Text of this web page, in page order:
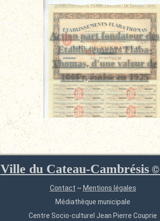
Action part fondateur des
Etablissements Flaba-
Thomas, d'une valeur de
100Fr, émise en 1925
Ville du Cateau-Cambrésis©
Contact ~ Mentions légales
Médiathèque municipale
Centre Socio-culturel Jean Pierre Couprie